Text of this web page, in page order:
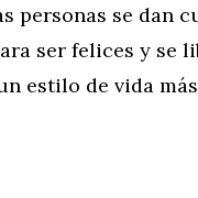
personas se dan
ser felices y se
estilo de vida